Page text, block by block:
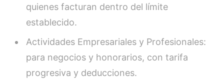
quienes facturan dentro del límite
establecido.
Actividades Empresariales y Profesionales:
para negocios y honorarios, con tarifa
progresiva y deducciones.